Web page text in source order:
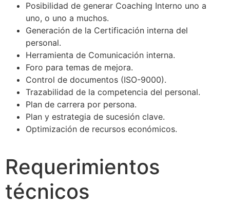
Posibilidad de generar Coaching Interno uno a
uno, o uno a muchos.
Generación de la Certificación interna del
personal.
Herramienta de Comunicación interna.
Foro para temas de mejora.
Control de documentos (ISO-9000).
Trazabilidad de la competencia del personal.
Plan de carrera por persona.
Plan y estrategia de sucesión clave.
Optimización de recursos económicos.
Requerimientos
técnicos